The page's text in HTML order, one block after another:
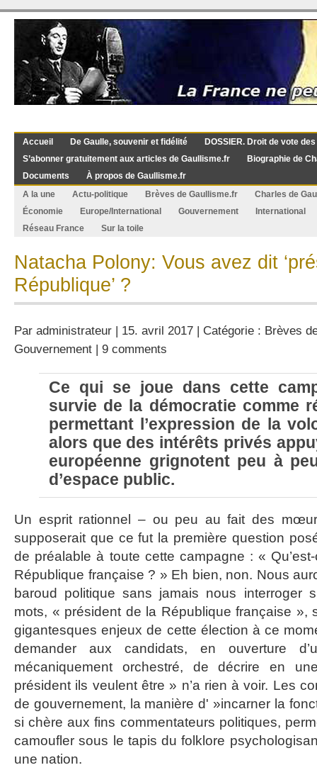
Accueil De Gaulle, souvenir et fidélité
DOSSIER. Droit de vote
S’abonner gratuitement aux articles de Gaullisme.fr
Biographie de
Documents
À propos de Gaullisme.fr
A la une
Actu-politique Brèves de Gaullisme.fr
Charles de
Économie
Europe/International Gouvernement
International
Réseau France
Sur la toile
Natacha Polony: Vous avez dit
République’ ?
Par administrateur | 15. avril 2017 | Catégorie : Brèves
Gouvernement | 9 comments
Ce qui se joue dans cette
survie de la démocratie comme
permettant l’expression de la
alors que des intérêts privés
européenne grignotent peu à
d’espace public.
Un esprit rationnel – ou peu au fait des
supposerait que ce fut la première question
de préalable à toute cette campagne : «
République française ? » Eh bien, non. Nous
baroud politique sans jamais nous interroger
mots, « président de la République française »,
gigantesques enjeux de cette élection à ce
demander aux candidats, en ouverture
mécaniquement orchestré, de décrire en
président ils veulent être » n’a rien à voir. Les
de gouvernement, la manière d' »incarner la
si chère aux fins commentateurs politiques,
camoufler sous le tapis du folklore
une nation.